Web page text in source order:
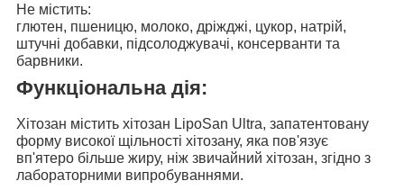
Не містить:
глютен, пшеницю, молоко, дріжджі, цукор, натрій,
штучні добавки, підсолоджувачі, консерванти та
барвники.
Функціональна дія:
Хітозан містить хітозан LipoSan Ultra, запатентовану
форму високої щільності хітозану, яка пов'язує
вп'ятеро більше жиру, ніж звичайний хітозан, згідно з
лабораторними випробуваннями.